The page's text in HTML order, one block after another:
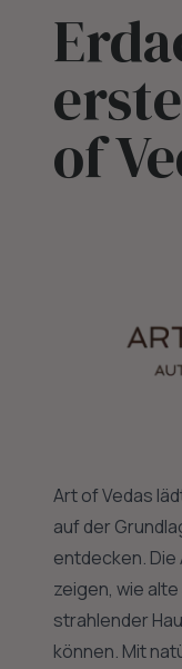
of
Art of Vedas
auf der
entdecken.
zeigen, wie
strahlender
können. Mit